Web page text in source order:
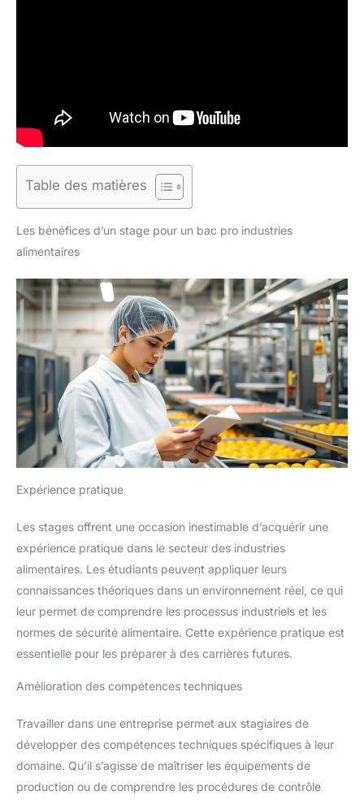
Table des matières
Les bénéfices d’un stage pour un bac pro industries
alimentaires
Expérience pratique
Les stages offrent une occasion inestimable d’acquérir une
expérience pratique dans le secteur des industries
alimentaires. Les étudiants peuvent appliquer leurs
connaissances théoriques dans un environnement réel, ce qui
leur permet de comprendre les processus industriels et les
normes de sécurité alimentaire. Cette expérience pratique est
essentielle pour les préparer à des carrières futures.
Amélioration des compétences techniques
Travailler dans une entreprise permet aux stagiaires de
développer des compétences techniques spécifiques à leur
domaine. Qu’il s’agisse de maîtriser les équipements de
production ou de comprendre les procédures de contrôle